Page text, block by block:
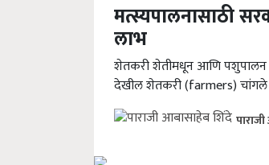
मत्स्यपालनासाठी
लाभ
शेतकरी शेतीमधून आणि पशुपालन
देखील शेतकरी (farmers) चांगले